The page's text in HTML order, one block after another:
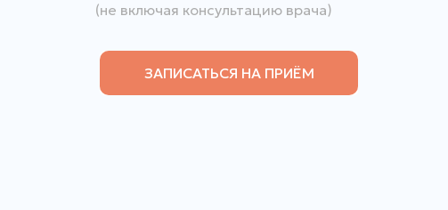
(не включая консультацию врача)
ЗАПИСАТЬСЯ НА ПРИЁМ